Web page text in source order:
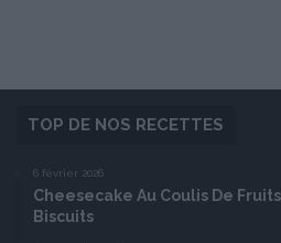
TOP DE NOS RECETTES
6 février 2026
Cheesecake Au Coulis De
Biscuits